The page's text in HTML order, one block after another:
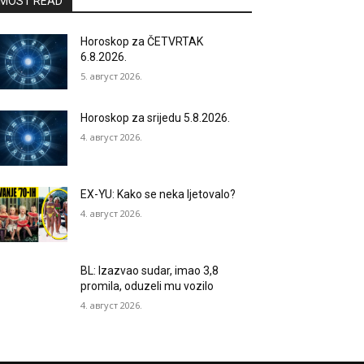
Horoskop za ČETVRTAK
6.8.2026.
5. август 2026.
Horoskop za srijedu 5.8.2026.
4. август 2026.
EX-YU: Kako se neka ljetovalo?
4. август 2026.
BL: Izazvao sudar, imao 3,8
promila, oduzeli mu vozilo
4. август 2026.